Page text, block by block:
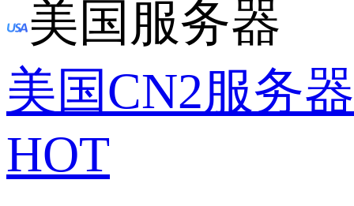
美国服务器
美国CN2服务器
HOT